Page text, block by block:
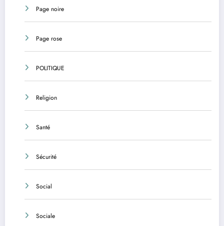
Page noire
Page rose
POLITIQUE
Religion
Santé
Sécurité
Social
Sociale